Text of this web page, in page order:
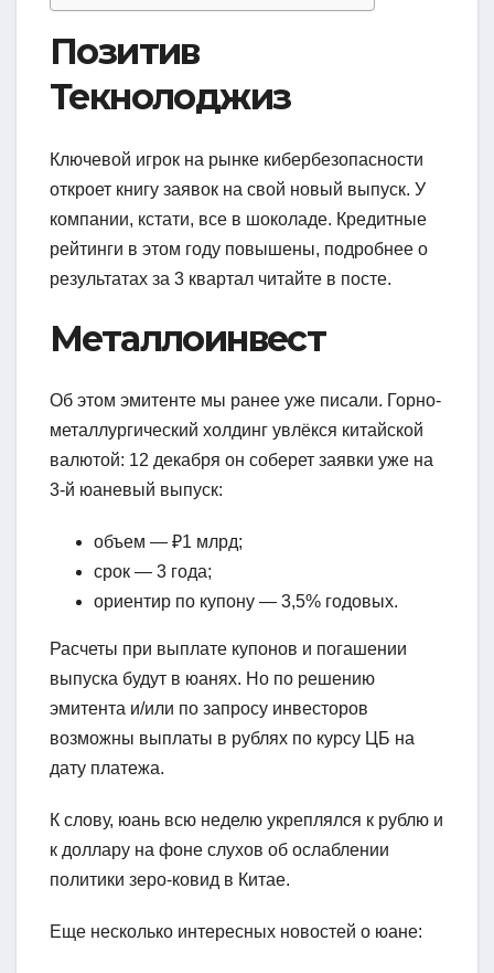
Позитив
Текнолоджиз
Ключевой игрок на рынке кибербезопасности
откроет книгу заявок на свой новый выпуск. У
компании, кстати, все в шоколаде. Кредитные
рейтинги в этом году повышены, подробнее о
результатах за 3 квартал читайте в посте.
Металлоинвест
Об этом эмитенте мы ранее уже писали. Горно-
металлургический холдинг увлёкся китайской
валютой: 12 декабря он соберет заявки уже на
3-й юаневый выпуск:
объем — ₽1 млрд;
срок — 3 года;
ориентир по купону — 3,5% годовых.
Расчеты при выплате купонов и погашении
выпуска будут в юанях. Но по решению
эмитента и/или по запросу инвесторов
возможны выплаты в рублях по курсу ЦБ на
дату платежа.
К слову, юань всю неделю укреплялся к рублю и
к доллару на фоне слухов об ослаблении
политики зеро-ковид в Китае.
Еще несколько интересных новостей о юане: